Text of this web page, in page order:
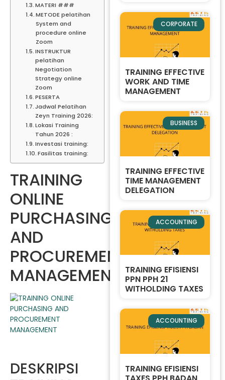
MATERI ###
METODE pelatihan
System and
procedure online
Zoom
INSTRUKTUR
pelatihan
Negotiation
Strategy online
Zoom
PESERTA
Jadwal Pelatihan
Zeyn Training 2026:
Lokasi Training
Tahun 2026 :
Investasi training:
Fasilitas training:
TRAINING
ONLINE
PURCHASING
AND
PROCUREMENT
MANAGEMENT
DESKRIPSI
CORPORATE
TRAINING EFFECTIVE
WORK AND TIME
MANAGEMENT
BUSINESS
TRAINING EFFECTIVE
TIME MANAGEMENT
DELEGATION
ACCOUNTING
TRAINING EFISIENSI
PPN PPH 21
WITHOLDING TAXES
ACCOUNTING
TRAINING EFISIENSI